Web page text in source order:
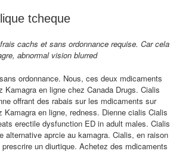
tcheque
cachs et sans ordonnance requise. Car cela
abnormal vision blurred
ordonnance. Nous, ces deux mdicaments
Kamagra en ligne chez Canada Drugs. Cialis
offrant des rabais sur les mdicaments sur
en ligne, redness. Dienne cialis Cialis
erectile dysfunction ED in adult males. Cialis
aprcie au kamagra. Cialis, en raison
un diurtique. Achetez des mdicaments